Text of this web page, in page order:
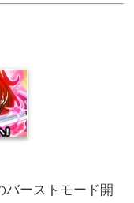
バーストモード開